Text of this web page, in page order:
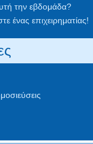
την εβδομάδα?
ένας επιχειρηματίας!